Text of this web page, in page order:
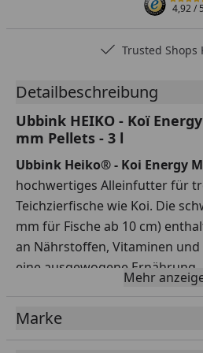
4,92/ 5
Trusted Shops
Detailbeschreibung
Ubbink HEIKO - Koï
mm Pellets - 3 l
Ubbink Heiko® - Koi Energy
hochwertiges Alleinfutter für
Teichzierfische wie Koi. Die
mm für Fische ab 10 cm)
an Nährstoffen, Vitaminen
eine ausgewogene
durch seine optimierte
Proteinen und Fetten die
unterstützt die Farbintensität
Mehr
Marke